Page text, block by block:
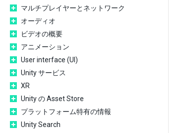
マルチプレイヤーとネットワーク
オーディオ
ビデオの概要
アニメーション
User interface (UI)
Unity サービス
XR
Unity の Asset Store
プラットフォーム特有の情報
Unity Search